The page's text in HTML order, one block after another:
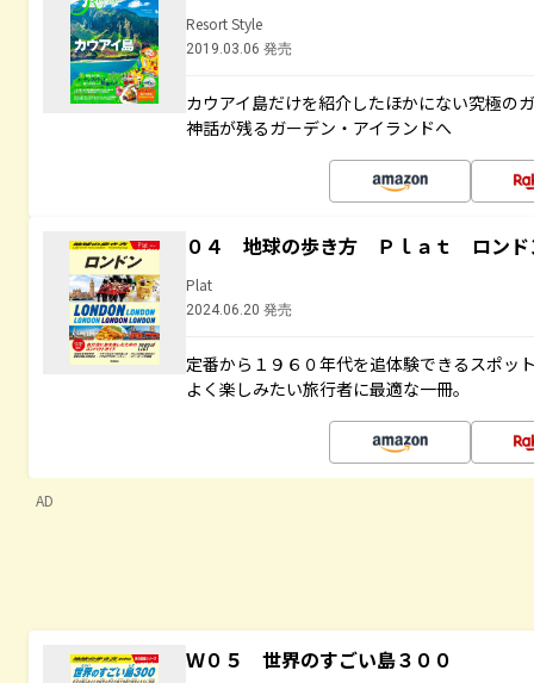
Resort Style
2019.03.06 発売
カウアイ島だけを紹介したほかにない究極の
神話が残るガーデン・アイランドへ
０４ 地球の歩き方 Ｐｌａｔ ロンド
Plat
2024.06.20 発売
定番から１９６０年代を追体験できるスポッ
よく楽しみたい旅行者に最適な一冊。
AD
Ｗ０５ 世界のすごい島３００